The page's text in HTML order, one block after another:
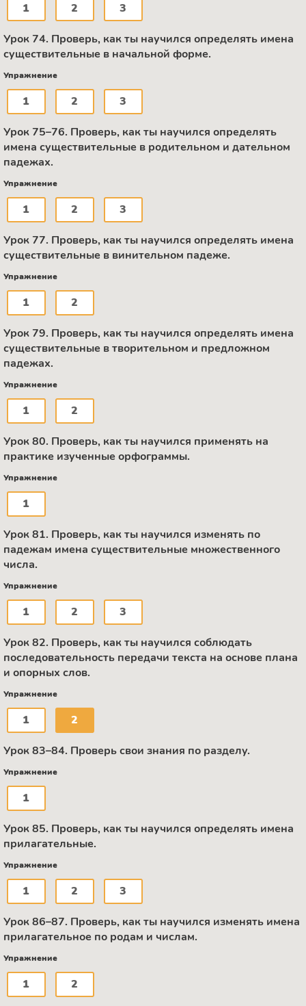
1 2 3
Урок 74. Проверь, как ты научился определять имена
существительные в начальной форме.
Упражнение
1 2 3
Урок 75–76. Проверь, как ты научился определять
имена существительные в родительном и дательном
падежах.
Упражнение
1 2 3
Урок 77. Проверь, как ты научился определять имена
существительные в винительном падеже.
Упражнение
1 2
Урок 79. Проверь, как ты научился определять имена
существительные в творительном и предложном
падежах.
Упражнение
1 2
Урок 80. Проверь, как ты научился применять на
практике изученные орфограммы.
Упражнение
1
Урок 81. Проверь, как ты научился изменять по
падежам имена существительные множественного
числа.
Упражнение
1 2 3
Урок 82. Проверь, как ты научился соблюдать
последовательность передачи текста на основе плана
и опорных слов.
Упражнение
1 2
Урок 83–84. Проверь свои знания по разделу.
Упражнение
1
Урок 85. Проверь, как ты научился определять имена
прилагательные.
Упражнение
1 2 3
Урок 86–87. Проверь, как ты научился изменять имена
прилагательное по родам и числам.
Упражнение
1 2